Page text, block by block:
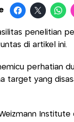
penelitian
di artikel ini.
perhatian
target yang
Institute